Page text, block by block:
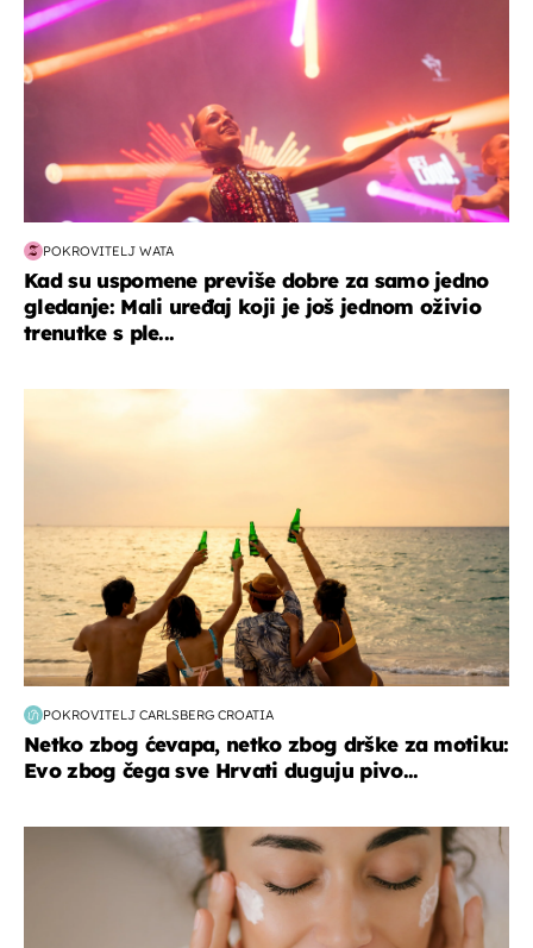
POKROVITELJ WATA
Kad su uspomene previše dobre za samo jedno
gledanje: Mali uređaj koji je još jednom oživio
trenutke s ple...
POKROVITELJ CARLSBERG CROATIA
Netko zbog ćevapa, netko zbog drške za motiku:
Evo zbog čega sve Hrvati duguju pivo...
moda & ljepota